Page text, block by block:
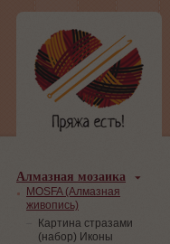
Алмазная мозаика
MOSFA (Алмазная
живопись)
Картина стразами
(набор) Иконы